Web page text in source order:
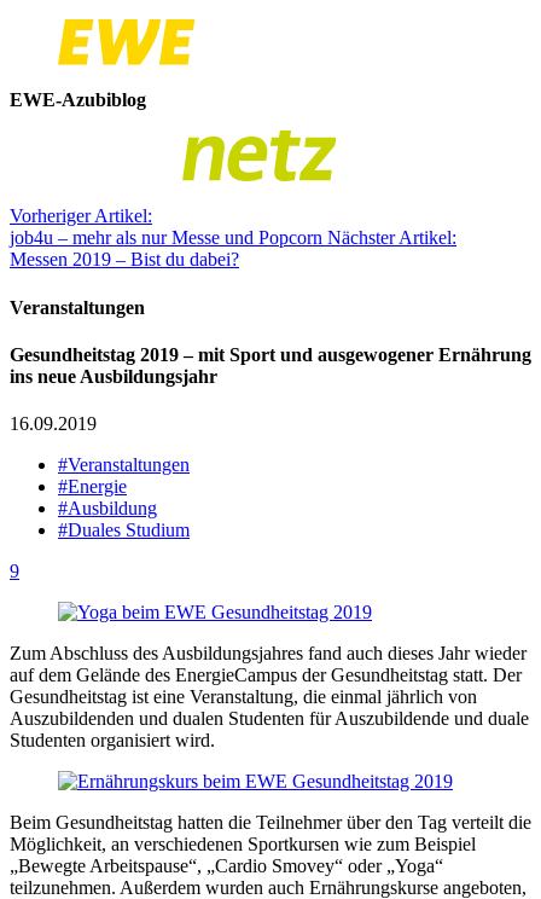
EWE-Azubiblog
Vorheriger Artikel:
job4u – mehr als nur Messe und Popcorn Nächster Artikel:
Messen 2019 – Bist du dabei?
Veranstaltungen
Gesundheitstag 2019 – mit Sport und ausgewogener Ernährung
ins neue Ausbildungsjahr
16.09.2019
#Veranstaltungen
#Energie
#Ausbildung
#Duales Studium
9
Zum Abschluss des Ausbildungsjahres fand auch dieses Jahr wieder
auf dem Gelände des EnergieCampus der Gesundheitstag statt. Der
Gesundheitstag ist eine Veranstaltung, die einmal jährlich von
Auszubildenden und dualen Studenten für Auszubildende und duale
Studenten organisiert wird.
Beim Gesundheitstag hatten die Teilnehmer über den Tag verteilt die
Möglichkeit, an verschiedenen Sportkursen wie zum Beispiel
„Bewegte Arbeitspause“, „Cardio Smovey“ oder „Yoga“
teilzunehmen. Außerdem wurden auch Ernährungskurse angeboten,